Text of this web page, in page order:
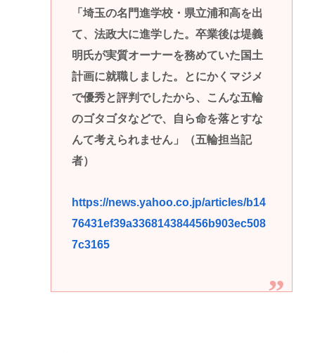
「埼玉の名門進学校・県立浦和高を出
て、法政大に進学した。卒業後は堤義
明氏が実質オーナーを務めていた国土
計画に就職しました。とにかくマジメ
で優秀と評判でしたから、こんな五輪
のゴタゴタなどで、自ら命を落とすな
んて考えられません」（五輪担当記
者）
https://news.yahoo.co.jp/articles/b14
76431ef39a336814384456b903ec508
7c3165